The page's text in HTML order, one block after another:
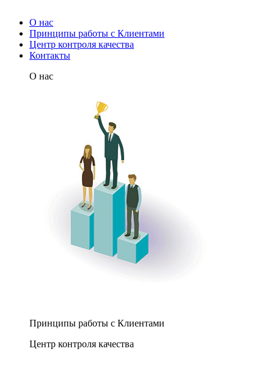
О нас
Принципы работы с Клиентами
Центр контроля качества
Контакты
О нас
Принципы работы с Клиентами
Центр контроля качества